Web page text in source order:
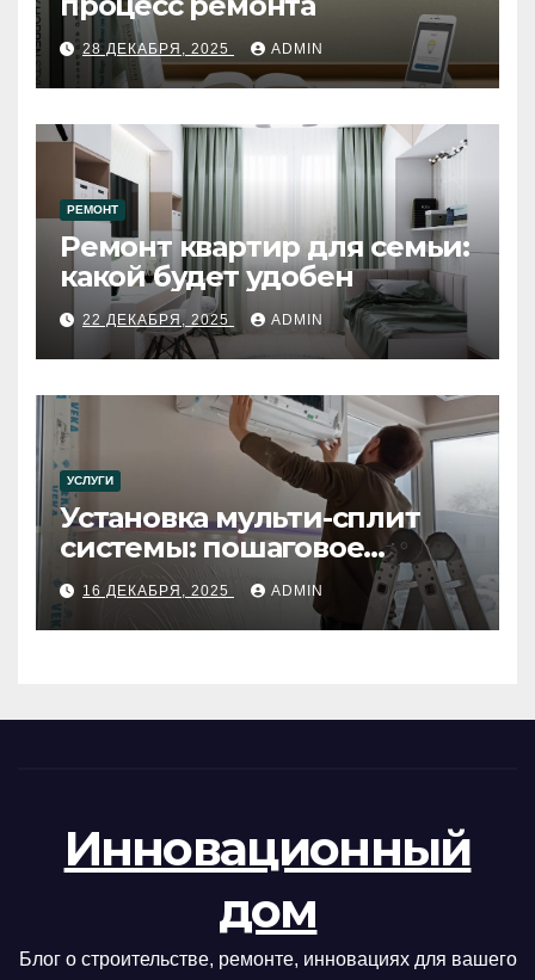
28 ДЕКАБРЯ, 2025 ADMIN
РЕМОНТ
Ремонт квартир для семьи:
какой будет удобен
22 ДЕКАБРЯ, 2025 ADMIN
УСЛУГИ
Установка мульти-сплит
системы: пошаговое
руководство
16 ДЕКАБРЯ, 2025 ADMIN
Инновационный
дом
Блог о строительстве, ремонте, инновациях для вашего